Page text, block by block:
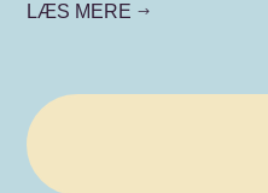
LÆS MERE $